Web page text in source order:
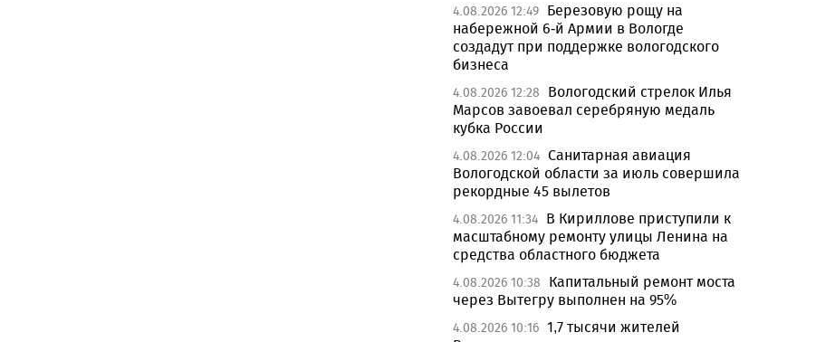
4.08.2026 12:49 Березовую рощу на
набережной 6-й Армии в Вологде
создадут при поддержке вологодского
бизнеса
4.08.2026 12:28
Вологодский стрелок Илья
Марсов завоевал серебряную медаль
кубка России
4.08.2026 12:04 Санитарная авиация
Вологодской области за июль совершила
рекордные 45 вылетов
4.08.2026 11:34 В Кириллове приступили к
масштабному ремонту улицы Ленина на
средства областного бюджета
4.08.2026 10:38
Капитальный ремонт моста
через Вытегру выполнен на 95%
4.08.2026 10:16 1,7 тысячи жителей